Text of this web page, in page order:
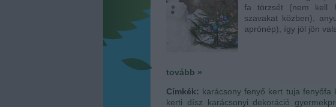
fa törzsét (nem kell
szavakat közben),
aprónép), így jól jön
tovább »
Címkék: karácsony fenyő kert tuja fenyőfa
kerti dísz
karácsonyi dekoráció